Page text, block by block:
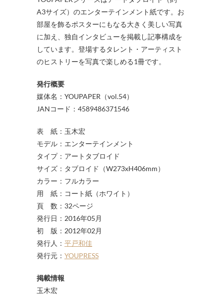
A3サイズ）のエンターテインメント紙です。お
部屋を飾るポスターにもなる大きく美しい写真
に加え、独自インタビューを掲載し記事構成を
しています。登場するタレント・アーティスト
のヒストリーを写真で楽しめる1冊です。
発行概要
媒体名：YOUPAPER（vol.54）
JANコード：4589486371546
表 紙：玉木宏
モデル：エンターテインメント
タイプ：アートタブロイド
サイズ：タブロイド（W273xH406mm）
カラー：フルカラー
用 紙：コート紙（ホワイト）
頁 数：32ページ
発行日：2016年05月
初 版：2012年02月
発行人： 平戸和佳
発行元： YOUPRESS
掲載情報
玉木宏